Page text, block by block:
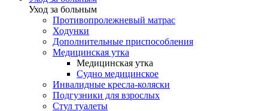
Уход за больным
Противопролежневый матрас
Ходунки
Дополнительные приспособления
Медицинская утка
Медицинская утка
Судно медицинское
Инвалидные кресла-коляски
Подгузники для взрослых
Стул туалеты